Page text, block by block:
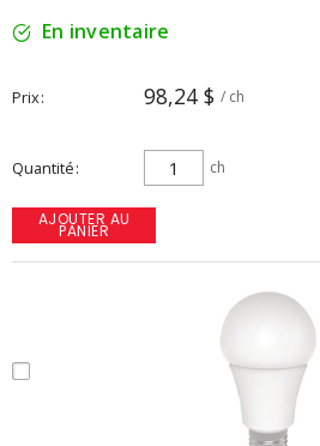
En inventaire
Prix 98,24 $ / ch
Quantité ch
AJOUTER AU
PANIER